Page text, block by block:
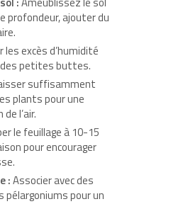
profondeur, ajouter du
les excès d’humidité
petites buttes.
suffisamment
plants pour une
l’air.
le feuillage à 10-15
pour encourager
:Associer avec des
pélargoniums pour un